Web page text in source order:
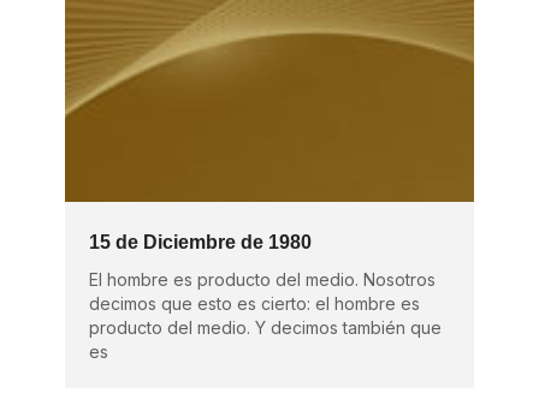
15 de Diciembre de 1980
El hombre es producto del medio. Nosotros
decimos que esto es cierto: el hombre es
producto del medio. Y decimos también que
es